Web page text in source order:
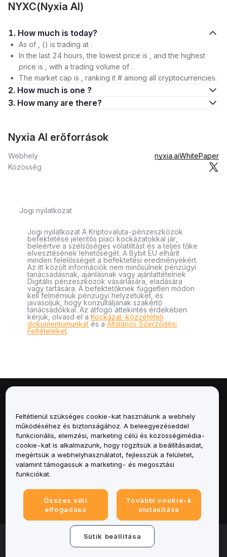
NYXC(Nyxia AI)
1. How much is today?
As of , () is trading at .
In the last 24 hours, the lowest price is , and the highest
price is , with a trading volume of .
The market cap is , ranking it # among all cryptocurrencies.
2. How much is one ?
3. How many are there?
Nyxia AI erőforrások
Webhely nyxia.aiWhitePaper
Közösség
Jogi nyilatkozat
Jogi nyilatkozat A Kriptovaluta-pénzeszközök
befektetése jelentős piaci kockázatokkal jár,
beleértve a szélsőséges volatilitást és a teljes tőke
elvesztésének lehetőségét. A Bybit EU elhárít
minden felelősséget a befektetési eredményekért.
Az itt közölt információk nem minősülnek pénzügyi
tanácsadásnak, ajánlásnak vagy ajánlattételnek
Digitális pénzeszközök vásárlására, eladására
vagy tartására. A befektetőknek független módon
kell felmérniük pénzügyi helyzetüket, és
javasoljuk, hogy konzultáljanak szakértő
tanácsadókkal. Az átfogó áttekintés érdekében
kérjük, olvasd el a Kockázat-közzétételi
dokumentumunkat és a Általános Szerződési
Feltételeket.
Szolgáltatások
Támogatás
Termékek
© 2025-2026 Bybit.eu. Minden jog fenntartva.
Feltétlenül szükséges cookie-kat használunk a webhely
működéséhez és biztonságához. A beleegyezéseddel
funkcionális, elemzési, marketing célú és közösségimédia-
cookie-kat is alkalmazunk, hogy rögzítsük a beállításaidat,
megértsük a webhelyhasználatot, fejlesszük a felületet,
valamint támogassuk a marketing- és megosztási
funkciókat.
Összes süti
elfogadása
További cookie-k
elutasítása
Sütik beállítása